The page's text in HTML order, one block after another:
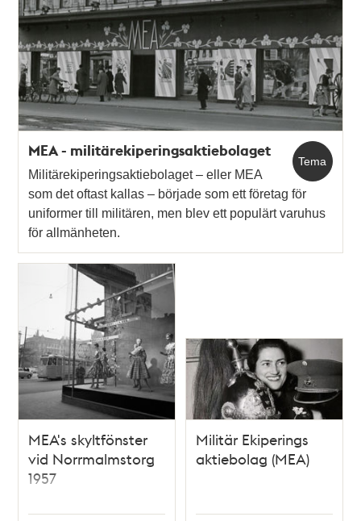
Tema
MEA - militärekiperingsaktiebolaget
Militärekiperingsaktiebolaget – eller MEA
som det oftast kallas – började som ett företag för
uniformer till militären, men blev ett populärt varuhus
för allmänheten.
MEA's skyltfönster
vid Norrmalmstorg
1957
Militär Ekiperings
aktiebolag (MEA)